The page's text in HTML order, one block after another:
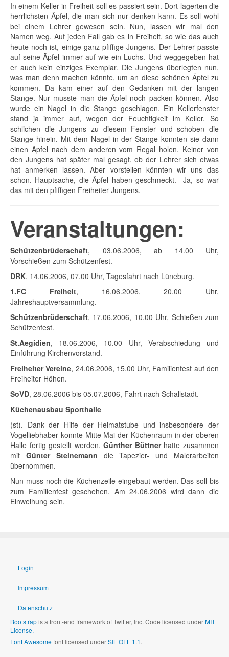
In einem Keller in Freiheit soll es passiert sein. Dort lagerten die
herrlichsten Äpfel, die man sich nur denken kann. Es soll wohl
bei einem Lehrer gewesen sein. Nun, lassen wir mal den
Namen weg. Auf jeden Fall gab es in Freiheit, so wie das auch
heute noch ist, einige ganz pfiffige Jungens. Der Lehrer passte
auf seine Äpfel immer auf wie ein Luchs. Und weggegeben hat
er auch kein einziges Exemplar. Die Jungens überlegten nun,
was man denn machen könnte, um an diese schönen Äpfel zu
kommen. Da kam einer auf den Gedanken mit der langen
Stange. Nur musste man die Äpfel noch packen können. Also
wurde ein Nagel in die Stange geschlagen. Ein Kellerfenster
stand ja immer auf, wegen der Feuchtigkeit im Keller. So
schlichen die Jungens zu diesem Fenster und schoben die
Stange hinein. Mit dem Nagel in der Stange konnten sie dann
einen Apfel nach dem anderen vom Regal holen. Keiner von
den Jungens hat später mal gesagt, ob der Lehrer sich etwas
hat anmerken lassen. Aber vorstellen könnten wir uns das
schon. Hauptsache, die Äpfel haben geschmeckt. Ja, so war
das mit den pfiffigen Freiheiter Jungens.
Veranstaltungen:
Schützenbrüderschaft, 03.06.2006, ab 14.00 Uhr,
Vorschießen zum Schützenfest.
DRK, 14.06.2006, 07.00 Uhr, Tagesfahrt nach Lüneburg.
1.FC Freiheit, 16.06.2006, 20.00 Uhr,
Jahreshauptversammlung.
Schützenbrüderschaft, 17.06.2006, 10.00 Uhr, Schießen zum
Schützenfest.
St.Aegidien, 18.06.2006, 10.00 Uhr, Verabschiedung und
Einführung Kirchenvorstand.
Freiheiter Vereine, 24.06.2006, 15.00 Uhr, Familienfest auf den
Freiheiter Höhen.
SoVD, 28.06.2006 bis 05.07.2006, Fahrt nach Schallstadt.
Küchenausbau Sporthalle
(st). Dank der Hilfe der Heimatstube und insbesondere der
Vogelliebhaber konnte Mitte Mai der Küchenraum in der oberen
Halle fertig gestellt werden.Günther Büttnerhatte zusammen
mit Günter Steinemann die Tapezier- und Malerarbeiten
übernommen.
Nun muss noch die Küchenzeile eingebaut werden. Das soll bis
zum Familienfest geschehen. Am 24.06.2006 wird dann die
Einweihung sein.
Login
Impressum
Datenschutz
Bootstrapis a front-end framework of Twitter, Inc. Code licensed underMIT
License.
Font Awesomefont licensed underSIL OFL 1.1.